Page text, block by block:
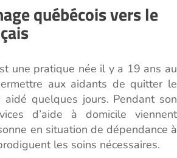
québécois vers le
une pratique née il y a 19 ans au
aux aidants de quitter le
quelques jours. Pendant son
d’aide à domicile viennent
en situation de dépendance à
les soins nécessaires.